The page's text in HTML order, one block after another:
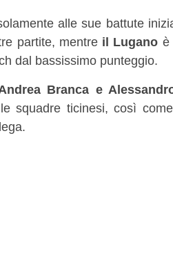
alle sue battute
partite, mentre il Lugano è
dal bassissimo punteggio.
Branca e
squadre ticinesi, così